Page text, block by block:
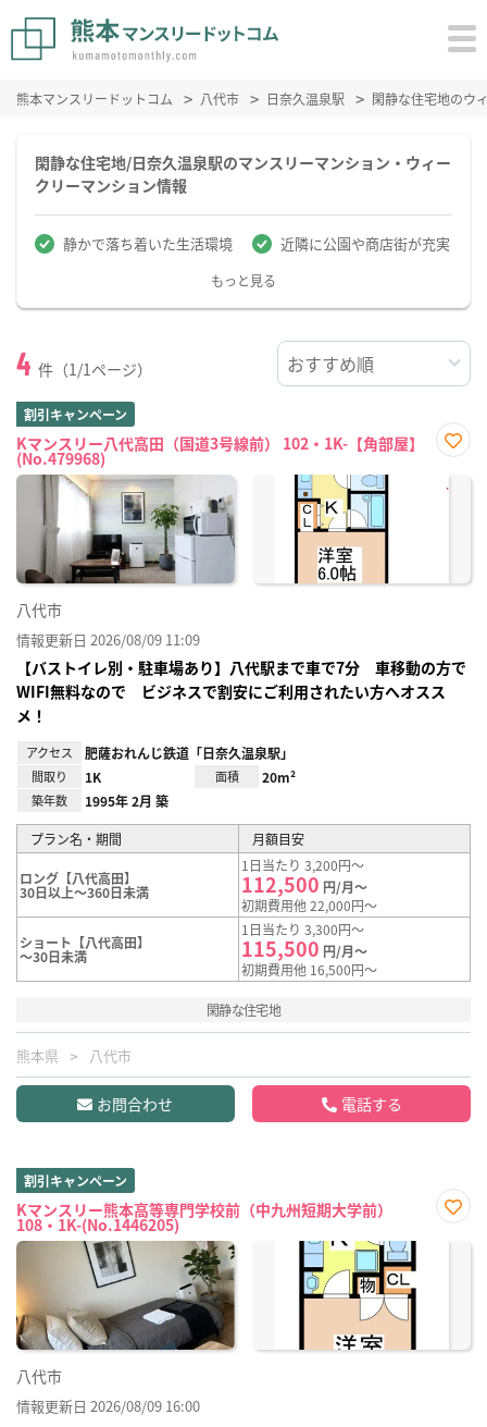
熊本マンスリードットコム 八代市 日奈久温泉駅 閑静な住宅地のウ
閑静な住宅地/日奈久温泉駅のマンスリーマンション・ウィー
クリーマンション情報
静かで落ち着いた生活環境 近隣に公園や商店街が充実
もっと見る
4 件（1/1ページ）
割引キャンペーン
Kマンスリー八代高田（国道3号線前） 102・1K-【角部屋】
(No.479968)
に入
り登
八代市
情報更新日 2026/08/09 11:09
【バストイレ別・駐車場あり】八代駅まで車で7分 車移動の方で
WIFI無料なので ビジネスで割安にご利用されたい方へオスス
メ！
アクセス 肥薩おれんじ鉄道「日奈久温泉駅」
間取り 1K 面積 20m²
築年数 1995年 2月 築
プラン名・期間 月額目安
ロング【八代高田】
30日以上～360日未満
1日当たり 3,200円～
112,500 円/月～
初期費用他 22,000円～
ショート【八代高田】
～30日未満
1日当たり 3,300円～
115,500 円/月～
初期費用他 16,500円～
閑静な住宅地
熊本県 八代市
お問合わせ 電話する
割引キャンペーン
Kマンスリー熊本高等専門学校前（中九州短期大学前）
108・1K-(No.1446205)
に入
八代市
情報更新日 2026/08/09 16:00